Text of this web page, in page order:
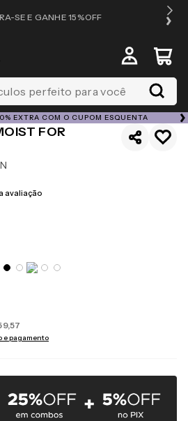
SE E GANHE 15%OFF
para você
EXTRA COM O CUPOM ESQUENTA
Lentes De Contato Lentes De
FOR
avaliação
,57
e pagamento